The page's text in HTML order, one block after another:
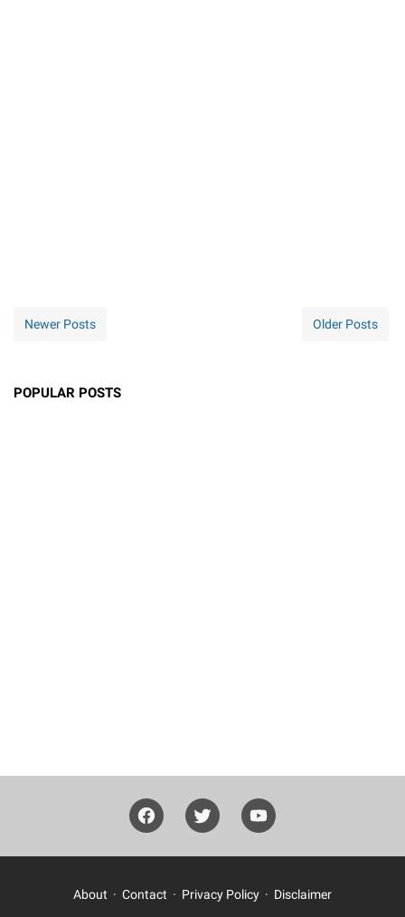
Newer Posts Older Posts
POPULAR POSTS
About Contact Privacy Policy Disclaimer